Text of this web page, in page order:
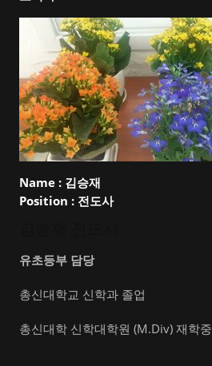
Name : 김승재
Position : 전도사
유초등부 담당
총신대학교 신학과 졸업
총신대학 신학대학원 (M.Div) 재학중